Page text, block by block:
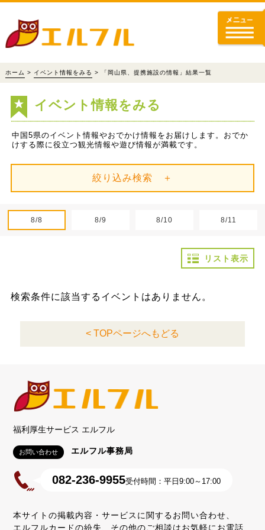
ホーム > イベント情報をみる > 「岡山県、提携施設の情報」結果一覧
イベント情報をみる
中国5県のイベント情報やおでかけ情報をお届けします。おでか
けする際に役立つ観光情報や遊び情報が満載です。
絞り込み検索 ＋
8/8 8/9 8/10 8/11
リスト表示
検索条件に該当するイベントはありません。
< TOPページへもどる
福利厚生サービス エルフル
お問い合わせ エルフル事務局
082-236-9955受付時間：平日9:00～17:00
本サイトの掲載内容・サービスに関するお問い合わせ、
エルフルカードの紛失、その他のご相談はお気軽にお電話